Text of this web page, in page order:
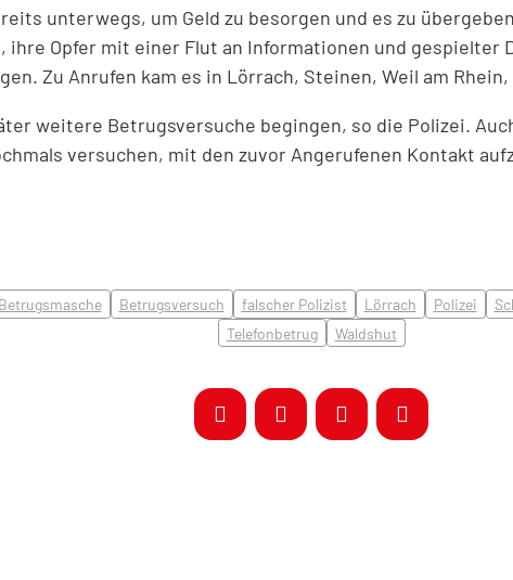
unterwegs, um Geld zu besorgen und es zu
Opfer mit einer Flut an Informationen und gespielter
Zu Anrufen kam es in Lörrach, Steinen, Weil am
weitere Betrugsversuche begingen, so die Polizei.
versuchen, mit den zuvor Angerufenen Kontakt
Betrugsmasche Betrugsversuch falscher Polizist Lörrach Polizei
Telefonbetrug
Waldshut